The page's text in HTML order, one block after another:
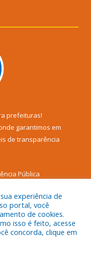
prefeituras!
garantimos em
de transparência
Pública
Municipal de Senador
experiência de
portal, você
de cookies.
isso é feito, acesse
concorda, clique em